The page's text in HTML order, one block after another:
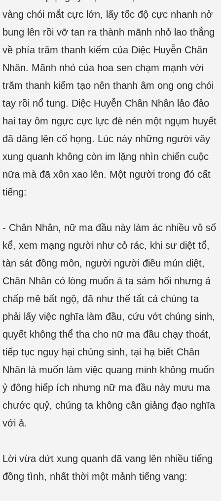
vàng chói mắt cực lớn, lấy tốc độ cực nhanh nở
bung lên rồi vỡ tan ra thành mãnh nhỏ lao thẳng
về phía trăm thanh kiếm của Diệc Huyễn Chân
Nhân. Mãnh nhỏ của hoa sen chạm mạnh với
trăm thanh kiếm tạo nên thanh âm ong ong chói
tay rồi nổ tung. Diệc Huyễn Chân Nhân lảo đảo
hai tay ôm ngực cực lực đè nén một ngụm huyết
đã dâng lên cổ họng. Lúc này những người vây
xung quanh không còn im lặng nhìn chiến cuộc
nữa mà đã xôn xao lên. Một người trong đó cất
tiếng:
- Chân Nhân, nữ ma đầu này làm ác nhiều vô số
kể, xem mạng người như cỏ rác, khi sư diệt tổ,
tàn sát đồng môn, người người điều mún diệt,
Chân Nhân có lòng muốn ả ta sám hối nhưng ả
chấp mê bất ngộ, đã như thế tất cả chúng ta
phải lấy việc nghĩa làm đầu, cứu vớt chúng sinh,
quyết không thể tha cho nữ ma đầu chạy thoát,
tiếp tục nguy hại chúng sinh, tại hạ biết Chân
Nhân là muốn làm việc quang minh không muốn
ỷ đông hiếp ích nhưng nữ ma đầu này mưu ma
chước quỷ, chúng ta không cần giảng đạo nghĩa
với ả.
Lời vừa dứt xung quanh đã vang lên nhiều tiếng
đồng tình, nhất thời một mảnh tiếng vang: